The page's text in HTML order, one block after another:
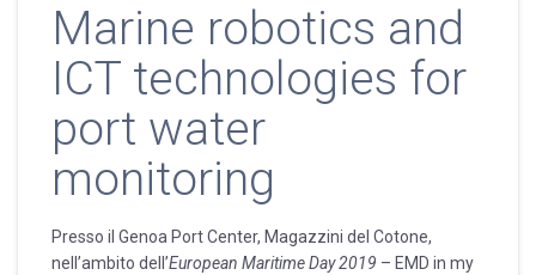
Marine robotics and
ICT technologies for
port water
monitoring
Presso il Genoa Port Center, Magazzini del Cotone,
nell’ambito dell’European Maritime Day 2019 – EMD in my